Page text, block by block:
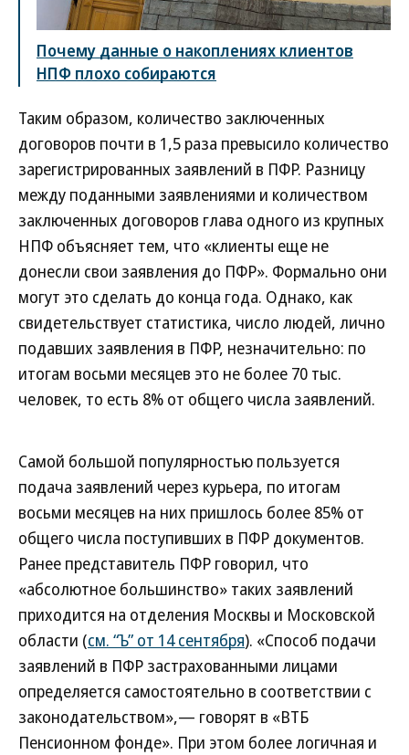
Почему данные о накоплениях клиентов
НПФ плохо собираются
Таким образом, количество заключенных
договоров почти в 1,5 раза превысило количество
зарегистрированных заявлений в ПФР. Разницу
между поданными заявлениями и количеством
заключенных договоров глава одного из крупных
НПФ объясняет тем, что «клиенты еще не
донесли свои заявления до ПФР». Формально они
могут это сделать до конца года. Однако, как
свидетельствует статистика, число людей, лично
подавших заявления в ПФР, незначительно: по
итогам восьми месяцев это не более 70 тыс.
человек, то есть 8% от общего числа заявлений.
Самой большой популярностью пользуется
подача заявлений через курьера, по итогам
восьми месяцев на них пришлось более 85% от
общего числа поступивших в ПФР документов.
Ранее представитель ПФР говорил, что
«абсолютное большинство» таких заявлений
приходится на отделения Москвы и Московской
области (см. “Ъ” от 14 сентября). «Способ подачи
заявлений в ПФР застрахованными лицами
определяется самостоятельно в соответствии с
законодательством»,— говорят в «ВТБ
Пенсионном фонде». При этом более логичная и